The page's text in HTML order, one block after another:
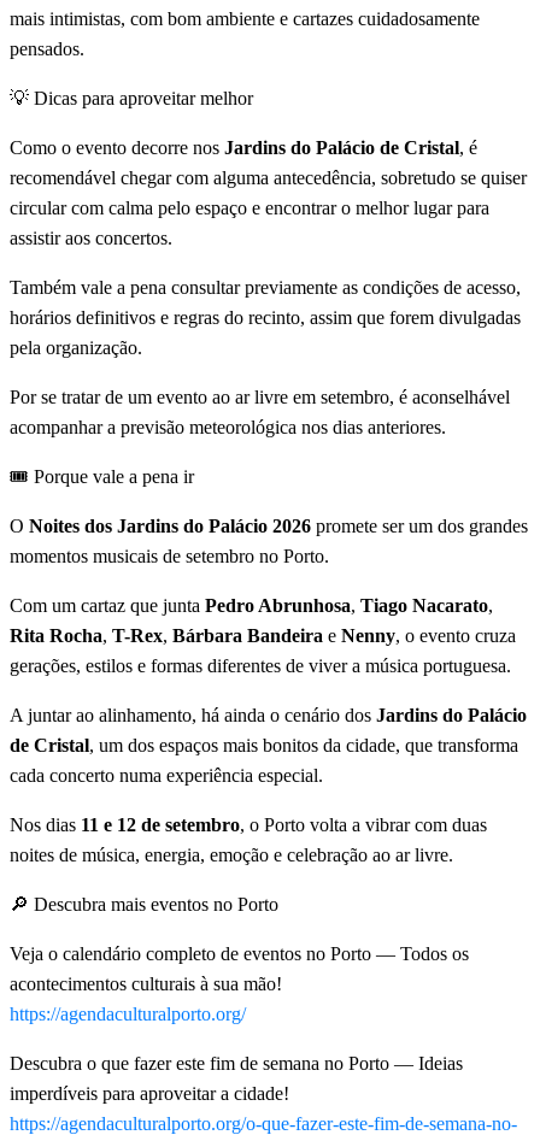
mais intimistas, com bom ambiente e cartazes cuidadosamente
pensados.
💡 Dicas para aproveitar melhor
Como o evento decorre nos Jardins do Palácio de Cristal, é
recomendável chegar com alguma antecedência, sobretudo se quiser
circular com calma pelo espaço e encontrar o melhor lugar para
assistir aos concertos.
Também vale a pena consultar previamente as condições de acesso,
horários definitivos e regras do recinto, assim que forem divulgadas
pela organização.
Por se tratar de um evento ao ar livre em setembro, é aconselhável
acompanhar a previsão meteorológica nos dias anteriores.
🎟️ Porque vale a pena ir
O Noites dos Jardins do Palácio 2026 promete ser um dos grandes
momentos musicais de setembro no Porto.
Com um cartaz que junta Pedro Abrunhosa, Tiago Nacarato,
Rita Rocha, T-Rex, Bárbara Bandeira e Nenny, o evento cruza
gerações, estilos e formas diferentes de viver a música portuguesa.
A juntar ao alinhamento, há ainda o cenário dos Jardins do Palácio
de Cristal, um dos espaços mais bonitos da cidade, que transforma
cada concerto numa experiência especial.
Nos dias 11 e 12 de setembro, o Porto volta a vibrar com duas
noites de música, energia, emoção e celebração ao ar livre.
🔎 Descubra mais eventos no Porto
Veja o calendário completo de eventos no Porto — Todos os
acontecimentos culturais à sua mão!
https://agendaculturalporto.org/
Descubra o que fazer este fim de semana no Porto — Ideias
imperdíveis para aproveitar a cidade!
https://agendaculturalporto.org/o-que-fazer-este-fim-de-semana-no-